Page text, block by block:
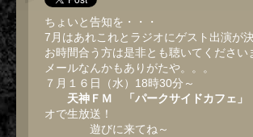
ちょいと告知を・・・
7月はあれこれとラジオにゲスト出演が
お時間合う方は是非とも聴いてください
メールなんかもありがたや。。。
７月１６日（水）18時30分～
天神ＦＭ 「パークサイドカフェ」
オで生放送！
遊びに来てね～